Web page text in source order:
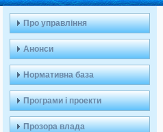
Про управління
Анонси
Нормативна база
Програми і проекти
Прозора влада